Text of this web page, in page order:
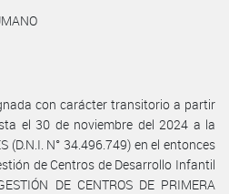
con carácter transitorio a partir
el 30 de noviembre del 2024 a la
(D.N.I. N° 34.496.749) en el entonces
de Centros de Desarrollo Infantil
DE CENTROS DE PRIMERA